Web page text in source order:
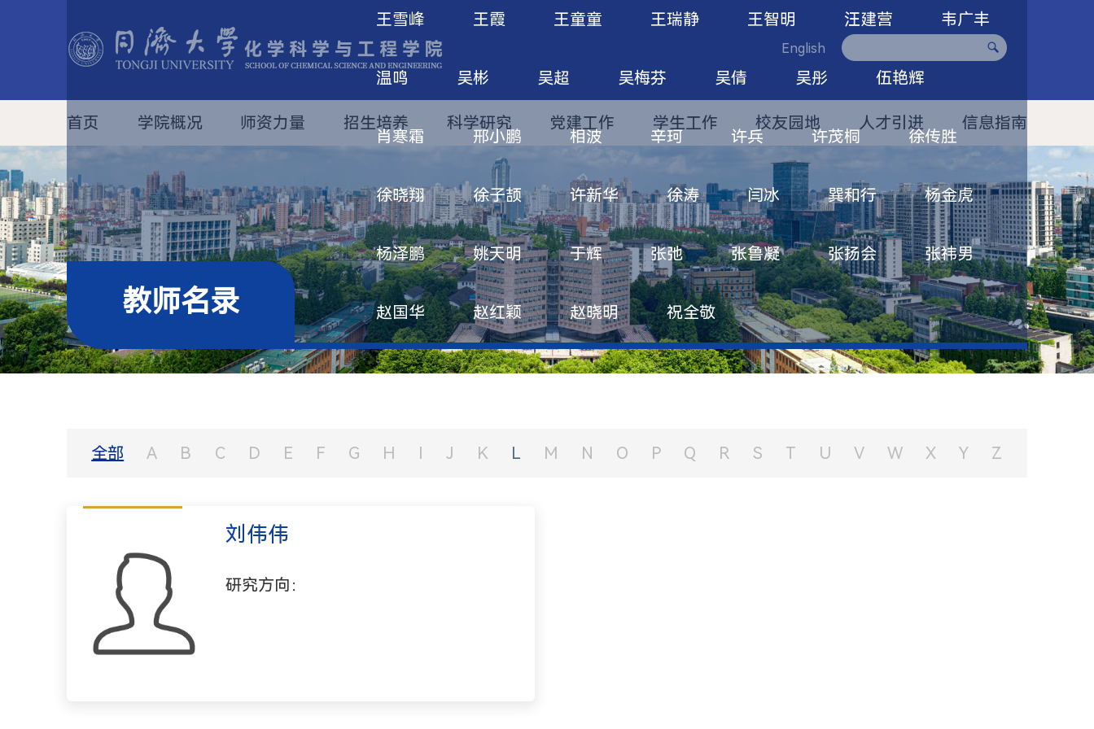
English
首页 学院概况 师资力量 招生培养 科学研究 党建工作 学生工作 校友园地 人才引进 信息指南
教师名录
王雪峰 王霞 王童童 王瑞静 王智明 汪建营 韦广丰
温鸣 吴彬 吴超 吴梅芬 吴倩 吴彤 伍艳辉
肖寒霜 邢小鹏 相波 辛珂 许兵 许茂桐 徐传胜
徐晓翔 徐子颉 许新华 徐涛 闫冰 巽和行 杨金虎
杨泽鹏 姚天明 于辉 张弛 张鲁凝 张扬会 张祎男
赵国华 赵红颖 赵晓明 祝全敬
全部 A B C D E F G H I J K L M N O P Q R S T U V W X Y Z
刘伟伟
研究方向：